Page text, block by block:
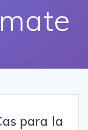
para la